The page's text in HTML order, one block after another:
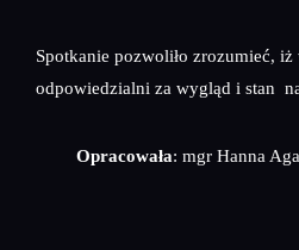
Spotkanie pozwoliło zrozumieć, iż
odpowiedzialni za wygląd i stan
Opracowała: mgr Hanna